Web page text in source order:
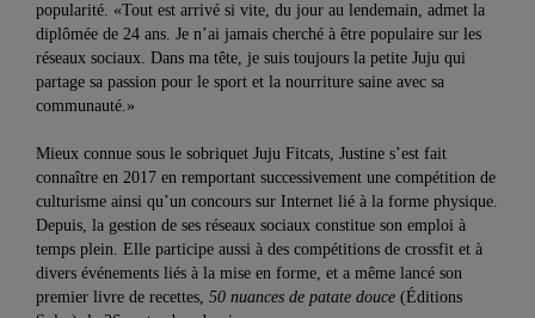
popularité. «Tout est arrivé si vite, du jour au lendemain, admet la
diplômée de 24 ans. Je n’ai jamais cherché à être populaire sur les
réseaux sociaux. Dans ma tête, je suis toujours la petite Juju qui
partage sa passion pour le sport et la nourriture saine avec sa
communauté.»
Mieux connue sous le sobriquet Juju Fitcats, Justine s’est fait
connaître en 2017 en remportant successivement une compétition de
culturisme ainsi qu’un concours sur Internet lié à la forme physique.
Depuis, la gestion de ses réseaux sociaux constitue son emploi à
temps plein. Elle participe aussi à des compétitions de crossfit et à
divers événements liés à la mise en forme, et a même lancé son
premier livre de recettes, 50 nuances de patate douce (Éditions